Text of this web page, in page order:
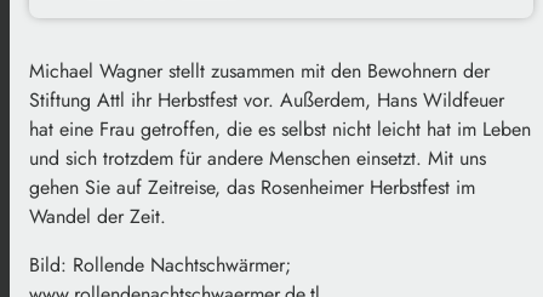
Michael Wagner stellt zusammen mit den Bewohnern der
Stiftung Attl ihr Herbstfest vor. Außerdem, Hans Wildfeuer
hat eine Frau getroffen, die es selbst nicht leicht hat im Leben
und sich trotzdem für andere Menschen einsetzt. Mit uns
gehen Sie auf Zeitreise, das Rosenheimer Herbstfest im
Wandel der Zeit.
Bild: Rollende Nachtschwärmer;